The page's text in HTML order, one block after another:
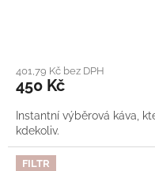
401,79 Kč bez DPH
450 Kč
Instantní výběrová káva,
kdekoliv.
FILTR